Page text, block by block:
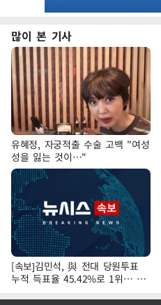
많이 본 기사
유혜정, 자궁적출 수술 고백 "여성
성을 잃는 것이…"
[속보]김민석, 與 전대 당원투표
누적 득표율 45.42%로 1위… 정
청래 44.56%